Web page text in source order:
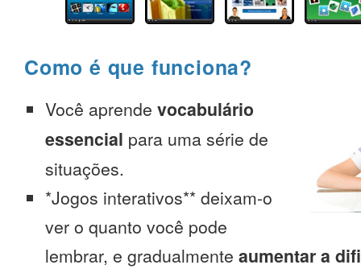
Como é que funciona?
Você aprende vocabulário
essencial para uma série de
situações.
*Jogos interativos** deixam-o
ver o quanto você pode
lembrar, e gradualmente aumentar a